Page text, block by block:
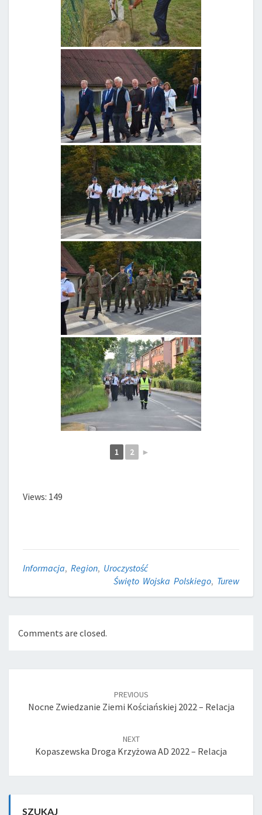
1 2 ►
Views: 149
Informacja, Region, Uroczystość
Święto Wojska Polskiego, Turew
Comments are closed.
PREVIOUS
Nocne Zwiedzanie Ziemi Kościańskiej 2022 – Relacja
NEXT
Kopaszewska Droga Krzyżowa AD 2022 – Relacja
SZUKAJ